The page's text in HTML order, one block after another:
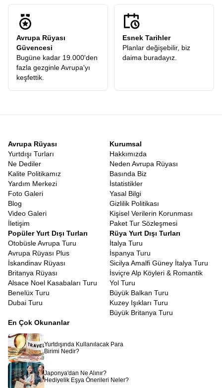
Havalimanı’nda buluştuğumuz andan itibaren, profesyonel
ekibimizin güvencesi altındasınızdır. Uçak saatleri, transferler ve
şehirlerarası geçişler, yorgunluğu minimize edecek şekilde
ayarlanır. Kahire’ye inip o büyüleyici atmosferi soluduğunuzda,
arkanızda İstanbul’un griliğini bırakmış, önünüzde güneşin
ülkesinin altın sarısı vadilerini bulmuş olursunuz.
Nil Tekne Gezisi Dahil Mısır Turu
Mısır’ı özel kılan bir diğer detay, nehir üzerinde yapılan
ardında başlayan sonsuz çölü görmek, yaşam ve ölüm arasındaki
ince çizgiyi hatırlatır. Mısırlılar için doğu yakası yaşamı, batı
yakası ise ölümü simgeler. Nil üzerinde süzülürken bu sembolizmi
bizzat yaşayarak öğrenirsiniz.
Eğer klasik tatil anlayışından sıkıldıysanız, deniz kum güneş
üçlüsüne derinlik katmak istiyorsanız, Mısır Tatil Turu
göre bir alternatiftir. Burada deniz sadece yüzmek için değil,
tarihin kıyısında serinlemek içindir. Güneş sadece bronzlaşmak
için değil, Ra’nın kudretini hissetmek içindir. Han El-Halili
Çarşısı’nda baharat kokuları arasında dolaşırken, esnafla
yapacağınız keyifli pazarlıklar, bir kafede oturup nargile içen
yerlileri izlemek, size o coğrafyanın insanını ve ruhunu
tanıtacaktır. Mısır insanının sıcakkanlılığı ve misafirperverliği,
kendinizi yabancı değil, uzun zamandır beklenen bir misafir gibi
hissetmenizi sağlayacaktır.
Mısır bir rüyadır, uyanmak istemeyeceğiniz, etkisinden uzun süre
çıkamayacağınız bir rüya.
Piramitlerin gölgesinde geçmişi
düşünmek, Nil’in sularında huzuru bulmak,Kızıldeniz’de
mavinin her tonuna şahit olmak hayal gibi görünse de
Rüyasıile bir uçak bileti kadar yakınınızdadır. Sadece bir tur
satın almazsınız, binlerce yıllık bir mirasa ortak olursunuz.
Rehberinizin anlatımıyla taşlar canlanır, sular fısıldar ve çöl
rüzgarı size firavunların sırlarını taşır.
Avrupa Rüyası
Güvencesi
Bugüne kadar 19.000'den
fazla gezginle Avrupa'yı
keşfettik.
Esnek Tarihler
Planlar değişebilir, biz
daima buradayız.
Avrupa Rüyası
Yurtdışı Turları
Ne Dediler
Kalite Politikamız
Yardım Merkezi
Foto Galeri
Blog
Video Galeri
İletişim
Kurumsal
Hakkımızda
Neden Avrupa Rüyası
Basında Biz
İstatistikler
Yasal Bilgi
Gizlilik Politikası
Kişisel Verilerin Korunması
Paket Tur Sözleşmesi
Popüler Yurt Dışı Turları
Otobüsle Avrupa Turu
Avrupa Rüyası Plus
İskandinav Rüyası
Britanya Rüyası
Alsace Noel Kasabaları Turu
Benelüx Turu
Dubai Turu
Rüya Yurt Dışı Turları
İtalya Turu
İspanya Turu
Sicilya Amalfi Güney İtalya Turu
İsviçre Alp Köyleri & Romantik
Yol Turu
Büyük Balkan Turu
Kuzey Işıkları Turu
Büyük Britanya Turu
En Çok Okunanlar
Yurtdışında Kullanılacak Para
Birimi Nedir?
Japonya'dan Ne Alınır?
Hediyelik Eşya Önerileri Neler?